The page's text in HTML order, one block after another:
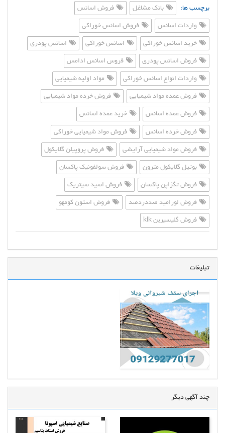
برچسب ها: بانک مشاغل فروش اسانس
واردات اسانس فروش اسانس خوراکی
خرید اسانس خوراکی اسانس خوراکی اسانس پودری
فروش اسانس پودری فروس اسانس ادامس
واردات انواع اسانس خوراکی مواد اولیه شیمیایی
فروش عمده مواد شیمیایی فروش خرده مواد شیمیایی
فروش عمده اسانس خرید عمده اسانس
فروش خرده اسانس فروش مواد شیمیایی خوراکی
فروش مواد شیمیایی آرایشی فروش پروپیلن گلایکول
بوتیل گلایکول مترون فروش سولفونیک پاکسان
فروش تگزاپن پاکسان فروش اسید سیتریک
فروش لورامید صددردصد فروش استون کومهو
فروش گلیسیرین klk
تبلیغات
چند آگهی دیگر